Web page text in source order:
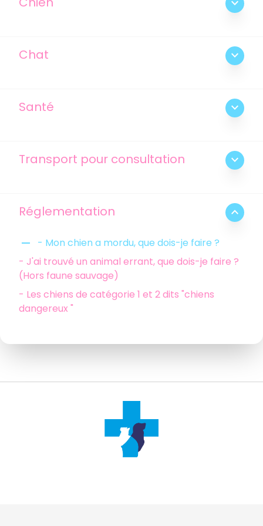
expand_more
Chat expand_more
Santé expand_more
Transport pour consultation expand_more
Réglementation
expand_less
remove
- Mon chien a mordu, que dois-je faire ?
- J'ai trouvé un animal errant, que dois-je faire ?
(Hors faune sauvage)
- Les chiens de catégorie 1 et 2 dits "chiens
dangereux "